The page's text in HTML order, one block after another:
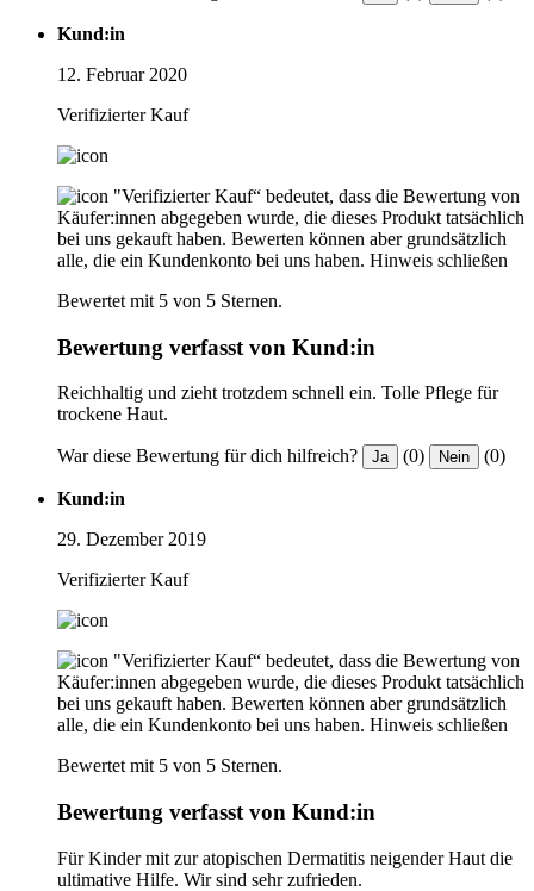
Kund:in
12. Februar 2020
Verifizierter Kauf
"Verifizierter Kauf“ bedeutet, dass die Bewertung von
Käufer:innen abgegeben wurde, die dieses Produkt tatsächlich
bei uns gekauft haben. Bewerten können aber grundsätzlich
alle, die ein Kundenkonto bei uns haben. Hinweis schließen
Bewertet mit 5 von 5 Sternen.
Bewertung verfasst von Kund:in
Reichhaltig und zieht trotzdem schnell ein. Tolle Pflege für
trockene Haut.
War diese Bewertung für dich hilfreich? Ja (0) Nein (0)
Kund:in
29. Dezember 2019
Verifizierter Kauf
"Verifizierter Kauf“ bedeutet, dass die Bewertung von
Käufer:innen abgegeben wurde, die dieses Produkt tatsächlich
bei uns gekauft haben. Bewerten können aber grundsätzlich
alle, die ein Kundenkonto bei uns haben. Hinweis schließen
Bewertet mit 5 von 5 Sternen.
Bewertung verfasst von Kund:in
Für Kinder mit zur atopischen Dermatitis neigender Haut die
ultimative Hilfe. Wir sind sehr zufrieden.